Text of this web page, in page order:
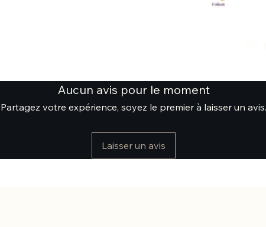
Aucun avis pour le moment
Partagez votre expérience, soyez le premier à laisser un avis.
Laisser un avis